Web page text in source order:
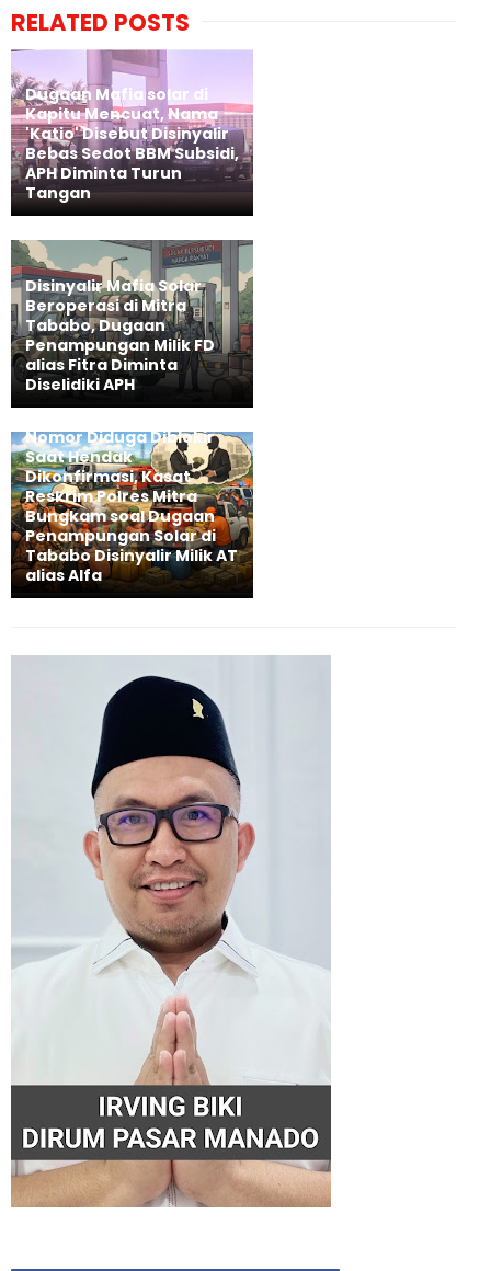
RELATED POSTS
Dugaan Mafia solar di
Kapitu Mencuat, Nama
'Katio' Disebut Disinyalir
Bebas Sedot BBM Subsidi,
APH Diminta Turun
Tangan
Disinyalir Mafia Solar
Beroperasi di Mitra
Tababo, Dugaan
Penampungan Milik FD
alias Fitra Diminta
Diselidiki APH
Nomor Diduga Diblokir
Saat Hendak
Dikonfirmasi, Kasat
Reskrim Polres Mitra
Bungkam soal Dugaan
Penampungan Solar di
Tababo Disinyalir Milik AT
alias Alfa